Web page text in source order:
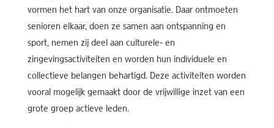
vormen het hart van onze organisatie. Daar ontmoeten
senioren elkaar, doen ze samen aan ontspanning en
sport, nemen zij deel aan culturele- en
zingevingsactiviteiten en worden hun individuele en
collectieve belangen behartigd. Deze activiteiten worden
vooral mogelijk gemaakt door de vrijwillige inzet van een
grote groep actieve leden.